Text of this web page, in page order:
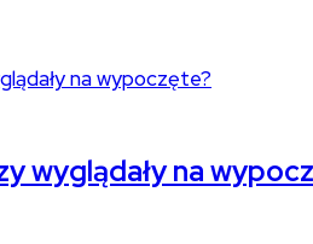
wyglądały na